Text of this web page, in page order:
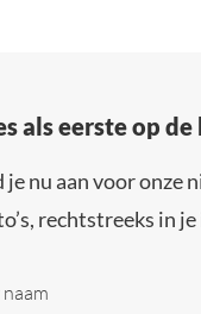
als eerste op
je nu aan voor onze
rechtstreeks in